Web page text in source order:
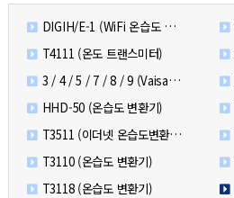
DIGIH/E-1 (WiFi 온습도 트랜스미터 - Probe)
T4111 (온도 트랜스미터)
3 / 4 / 5 / 7 / 8 / 9 (Vaisala 신제품)
HHD-50 (온습도 변환기)
T3511 (이더넷 온습도변환기)
T3110 (온습도 변환기)
T3118 (온습도 변환기)